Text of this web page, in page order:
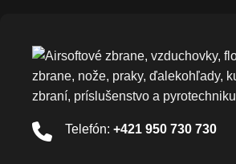
Telefón: +421 950 730 730